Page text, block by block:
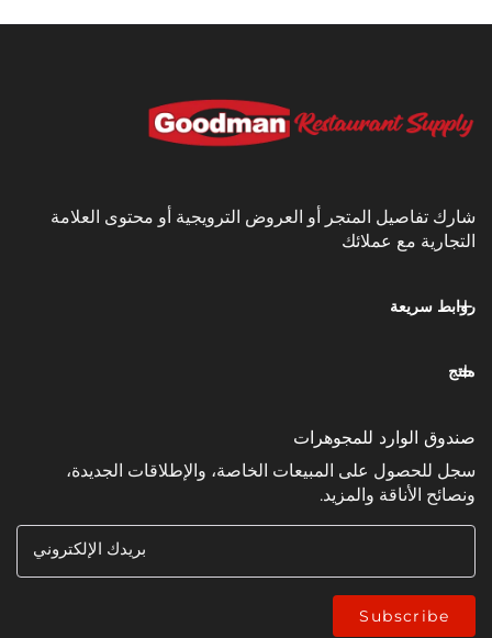
المتجر أو العروض الترويجية أو محتوى العلامة
عملائك
للمجوهرات
على المبيعات الخاصة، والإطلاقات الجديدة،
والمزيد.
بريدك الإلكتروني